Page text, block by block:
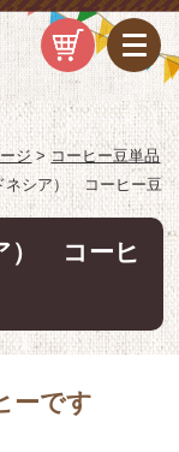
ジ>コーヒー豆単品
ネシア） コーヒー豆
） コーヒ
ーです